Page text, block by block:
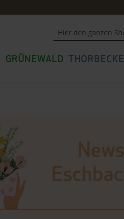
GRÜNEWALD THORBECKE